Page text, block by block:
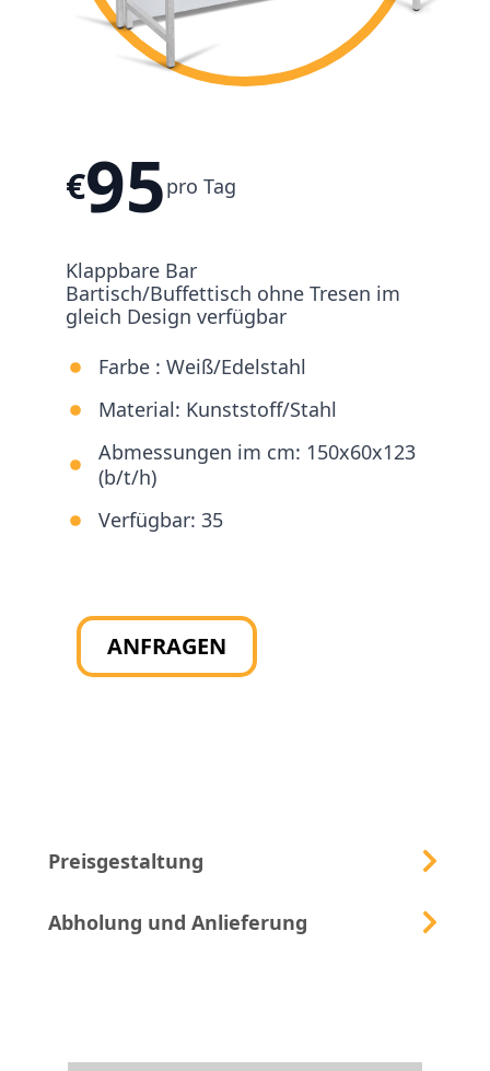
€95pro Tag
Klappbare Bar
Bartisch/Buffettisch ohne Tresen im
gleich Design verfügbar
Farbe : Weiß/Edelstahl
Material: Kunststoff/Stahl
Abmessungen im cm: 150x60x123
(b/t/h)
Verfügbar: 35
ANFRAGEN
Preisgestaltung
Abholung und Anlieferung